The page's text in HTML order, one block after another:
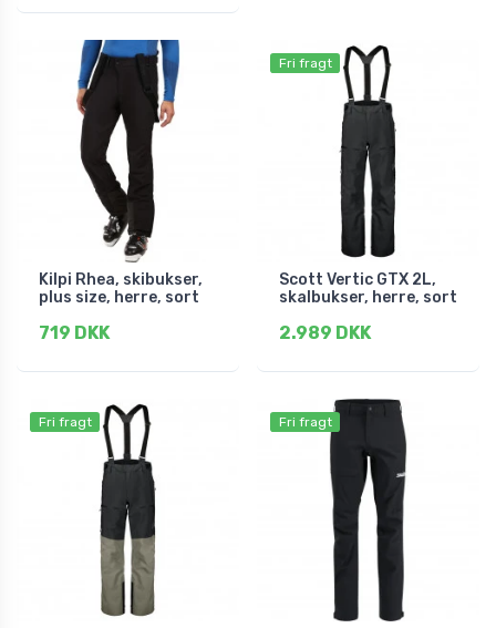
Kilpi Rhea, skibukser,
plus size, herre, sort
719 DKK
Fri fragt
Scott Vertic GTX 2L,
skalbukser, herre, sort
2.989 DKK
Fri fragt Fri fragt